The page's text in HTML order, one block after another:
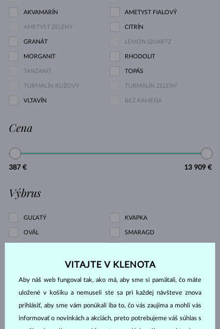
AKVAMARÍN AMETYST FIALOVÝ
AMETYST ZELENÝ CITRÍN
GRANÁT LEMON QUARTZ
MORGANIT RHODOLIT
TANZANIT TOPÁS
TURMALÍN RUŽOVÝ TURMALÍN ZELENÝ
VLTAVÍN BEZ KAMEŇA
Cena
387 € 13 909 €
Výbrus
GUĽATÝ KVAPKA
OVÁL SMARAGD
BAGETA
MARKÍZA
ASSCHER OSEMHRAN
OLD MINE
VITAJTE V KLENOTA
Aby náš web fungoval tak, ako má, aby sme si pamätali, čo máte
uložené v košíku a nemuseli ste sa pri každej návšteve znova
prihlásiť, aby sme vám ponúkali iba to, čo vás zaujíma a mohli vás
informovať o novinkách a akciách, preto potrebujeme váš súhlas s